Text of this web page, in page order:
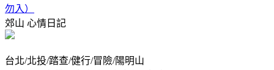
勿入）
郊山 心情日記
台北/北投/踏查/健行/冒險/陽明山